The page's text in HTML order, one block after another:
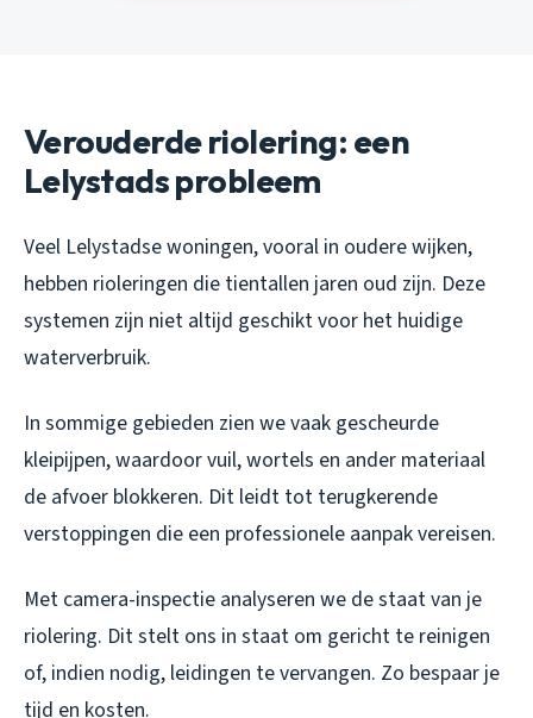
Verouderde riolering: een
Lelystads probleem
Veel Lelystadse woningen, vooral in oudere wijken,
hebben rioleringen die tientallen jaren oud zijn. Deze
systemen zijn niet altijd geschikt voor het huidige
waterverbruik.
In sommige gebieden zien we vaak gescheurde
kleipijpen, waardoor vuil, wortels en ander materiaal
de afvoer blokkeren. Dit leidt tot terugkerende
verstoppingen die een professionele aanpak vereisen.
Met camera-inspectie analyseren we de staat van je
riolering. Dit stelt ons in staat om gericht te reinigen
of, indien nodig, leidingen te vervangen. Zo bespaar je
tijd en kosten.